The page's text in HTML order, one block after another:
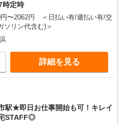
時定時
円〜2062円 ＜日払い有/週払い有/交
ソリン代含む)＞
詳細を見る
駅★即日お仕事開始も可！キレイ
STAFF◎